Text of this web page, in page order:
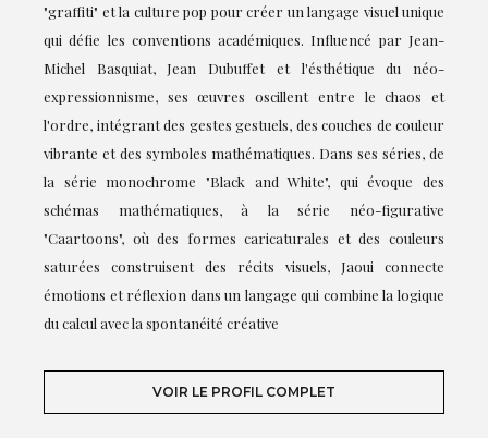
"graffiti" et la culture pop pour créer un langage visuel unique
qui défie les conventions académiques. Influencé par Jean-
Michel Basquiat, Jean Dubuffet et l'ésthétique du néo-
expressionnisme, ses œuvres oscillent entre le chaos et
l'ordre, intégrant des gestes gestuels, des couches de couleur
vibrante et des symboles mathématiques. Dans ses séries, de
la série monochrome "Black and White", qui évoque des
schémas mathématiques, à la série néo-figurative
"Caartoons", où des formes caricaturales et des couleurs
saturées construisent des récits visuels, Jaoui connecte
émotions et réflexion dans un langage qui combine la logique
du calcul avec la spontanéité créative
VOIR LE PROFIL COMPLET